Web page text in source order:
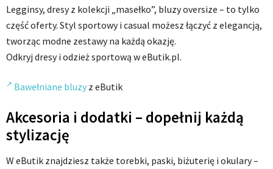
Legginsy, dresy z kolekcji „masełko”, bluzy oversize – to tylko
część oferty. Styl sportowy i casual możesz łączyć z elegancją,
tworząc modne zestawy na każdą okazję.
Odkryj dresy i odzież sportową w eButik.pl.
Bawełniane bluzy z eButik
Akcesoria i dodatki – dopełnij każdą
stylizację
W eButik znajdziesz także torebki, paski, biżuterię i okulary –